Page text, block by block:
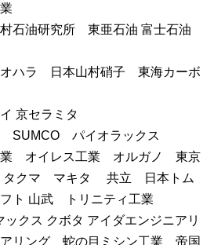
村石油研究所 東亜石油 富士石油
オハラ 日本山村硝子 東海カーボ
京セラミタ
SUMCO パイオラックス
業 オイレス工業 オルガノ 東京
タクマ マキタ 共立 日本トム
ト 山武 トリニティ工業
クス クボタ アイダエンジニアリ
リング 蛇の目ミシン工業 帝国